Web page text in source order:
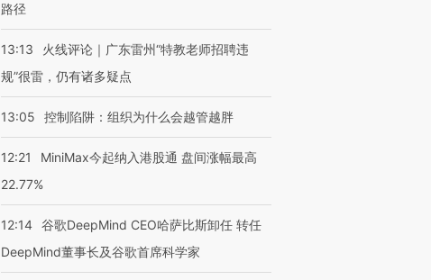
路径
13:13
火线评论｜广东雷州“特教老师招聘违
规”很雷，仍有诸多疑点
13:05 控制陷阱：组织为什么会越管越胖
12:21
MiniMax今起纳入港股通 盘间涨幅最高
22.77%
12:14 谷歌DeepMind CEO哈萨比斯卸任 转任
DeepMind董事长及谷歌首席科学家